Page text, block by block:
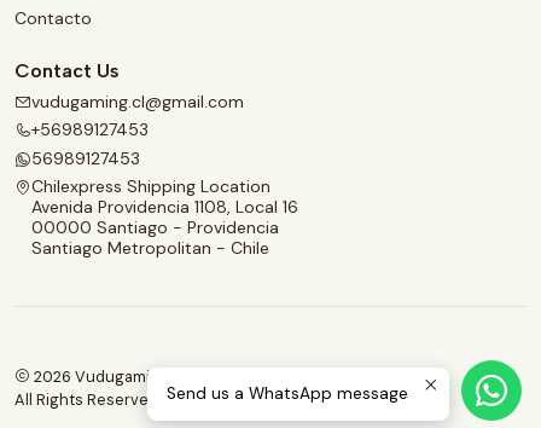
Contacto
Contact Us
vudugaming.cl@gmail.com
+56989127453
56989127453
Chilexpress Shipping Location
Avenida Providencia 1108, Local 16
00000 Santiago - Providencia
Santiago Metropolitan - Chile
2026 Vudugaming.
All Rights Reserved.
Powered by Jumpseller.
Send us a WhatsApp message